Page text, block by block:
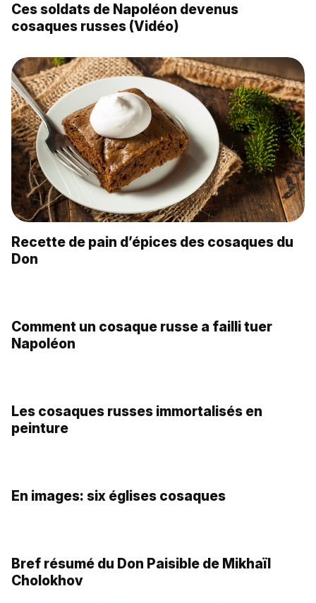
Ces soldats de Napoléon devenus
cosaques russes (Vidéo)
Recette de pain d’épices des cosaques du
Don
Napoléon